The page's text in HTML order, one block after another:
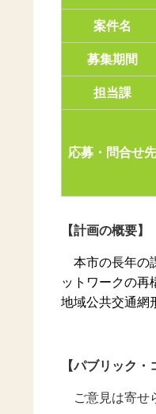
案件名
募集期間
担当課
応募・問合せ先
【計画の概要】
本市の長年の
ットワークの再
地域公共交通網
【パブリック・
ご意見は寄せ